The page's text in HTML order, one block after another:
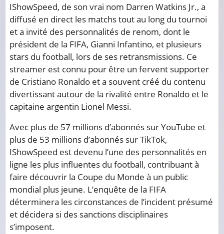
IShowSpeed, de son vrai nom Darren Watkins Jr., a
diffusé en direct les matchs tout au long du tournoi
et a invité des personnalités de renom, dont le
président de la FIFA, Gianni Infantino, et plusieurs
stars du football, lors de ses retransmissions. Ce
streamer est connu pour être un fervent supporter
de Cristiano Ronaldo et a souvent créé du contenu
divertissant autour de la rivalité entre Ronaldo et le
capitaine argentin Lionel Messi.
Avec plus de 57 millions d’abonnés sur YouTube et
plus de 53 millions d’abonnés sur TikTok,
IShowSpeed ​​est devenu l’une des personnalités en
ligne les plus influentes du football, contribuant à
faire découvrir la Coupe du Monde à un public
mondial plus jeune. L’enquête de la FIFA
déterminera les circonstances de l’incident présumé
et décidera si des sanctions disciplinaires
s’imposent.